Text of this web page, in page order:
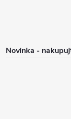
Novinka -